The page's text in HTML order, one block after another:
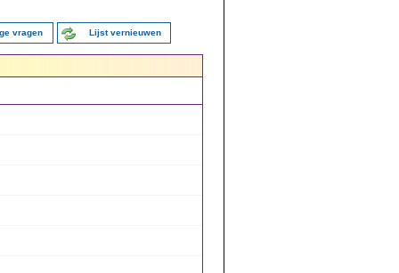
vragen Lijst vernieuwen